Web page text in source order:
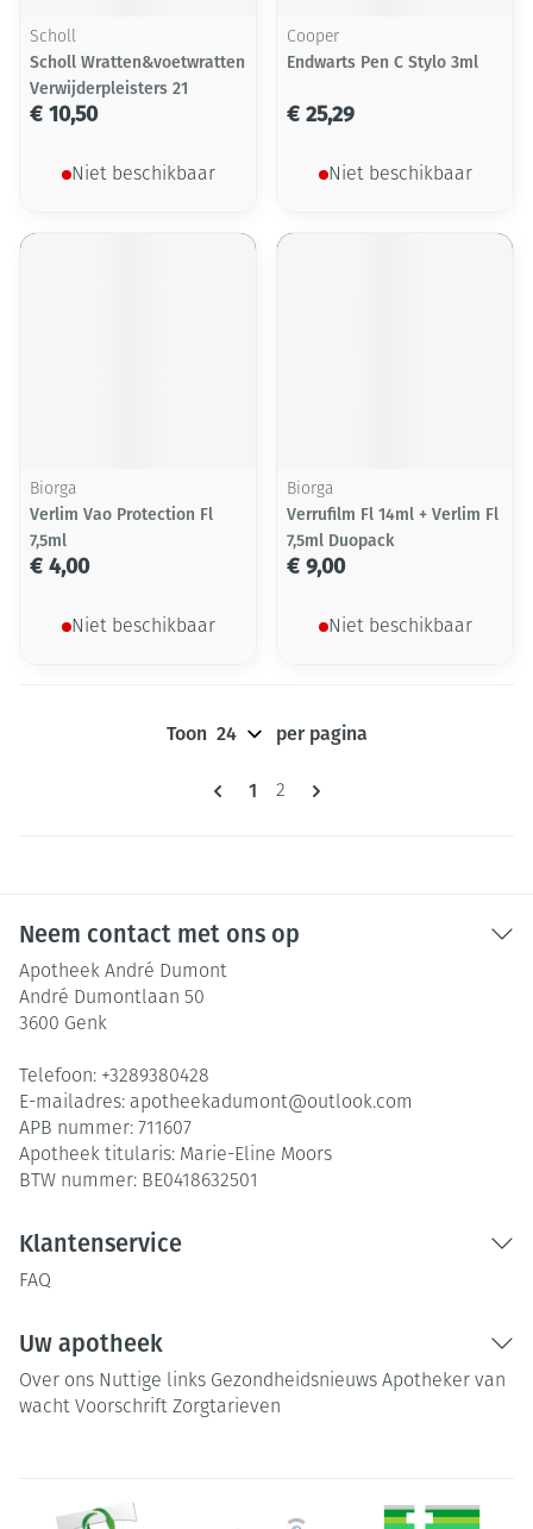
Scholl
Scholl Wratten&voetwratten
Verwijderpleisters 21
€ 10,50
Niet beschikbaar
Cooper
Endwarts Pen C Stylo 3ml
€ 25,29
Niet beschikbaar
Biorga
Verlim Vao Protection Fl
7,5ml
€ 4,00
Niet beschikbaar
Biorga
Verrufilm Fl 14ml + Verlim Fl
7,5ml Duopack
€ 9,00
Niet beschikbaar
Pagina's
U lees momenteel pagina
1 Pagina
2
Toon per pagina
Neem contact met ons op
Apotheek André Dumont
André Dumontlaan 50
3600 Genk
Telefoon: +3289380428
E-mailadres: apotheekadumont@outlook.com
APB nummer: 711607
Apotheek titularis: Marie-Eline Moors
BTW nummer: BE0418632501
Klantenservice
FAQ
Uw apotheek
Over ons Nuttige links Gezondheidsnieuws Apotheker van
wacht Voorschrift Zorgtarieven